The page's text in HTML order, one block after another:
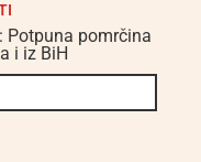
Potpuna pomrčina
i iz BiH